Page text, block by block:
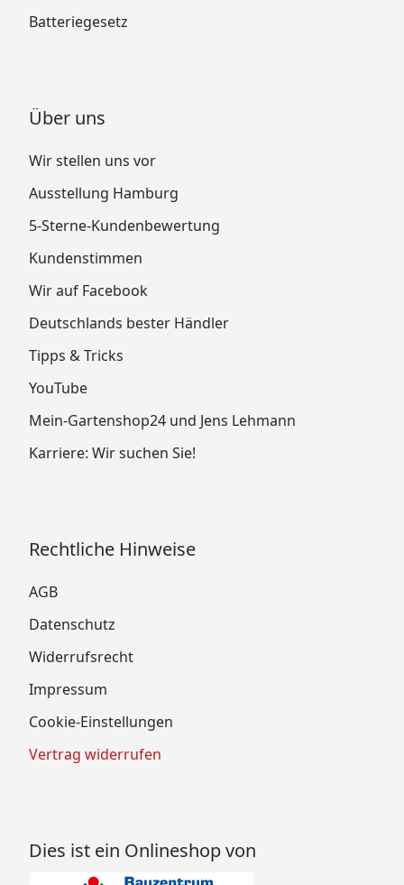
Batteriegesetz
Über uns
Wir stellen uns vor
Ausstellung Hamburg
5-Sterne-Kundenbewertung
Kundenstimmen
Wir auf Facebook
Deutschlands bester Händler
Tipps & Tricks
YouTube
Mein-Gartenshop24 und Jens Lehmann
Karriere: Wir suchen Sie!
Rechtliche Hinweise
AGB
Datenschutz
Widerrufsrecht
Impressum
Cookie-Einstellungen
Vertrag widerrufen
Dies ist ein Onlineshop von